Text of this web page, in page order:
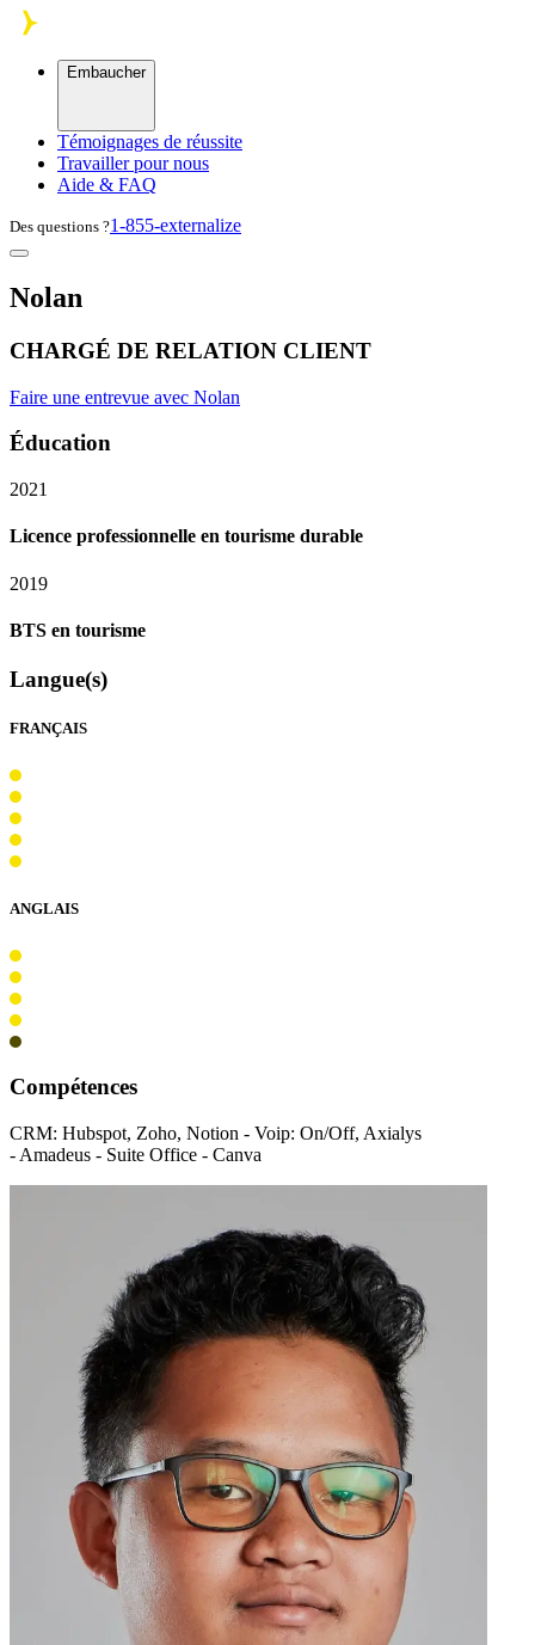
Skip to main content
Embaucher
Témoignages de réussite
Travailler pour nous
Aide & FAQ
Des questions ?1-855-externalize
Nolan
CHARGÉ DE RELATION CLIENT
Faire une entrevue avec Nolan
Éducation
2021
Licence professionnelle en tourisme durable
2019
BTS en tourisme
Langue(s)
FRANÇAIS
ANGLAIS
Compétences
CRM: Hubspot, Zoho, Notion - Voip: On/Off, Axialys
- Amadeus - Suite Office - Canva